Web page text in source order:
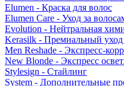
Elumen - Краска для волос
Elumen Care - Уход за
Evolution - Нейтральная
Kerasilk - Премиальный уход
Men Reshade - Экспресс-
New Blonde - Экспресс
Stylesign - Стайлинг
System - Дополнительные